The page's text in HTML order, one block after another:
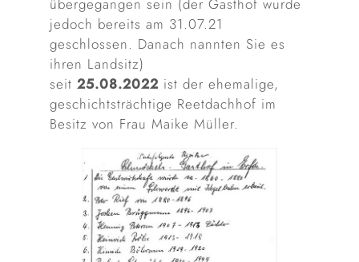
übergegangen sein (der Gasthof wurde
jedoch bereits am 31.07.21
geschlossen. Danach nannten Sie es
ihren Landsitz)
seit 25.08.2022 ist der ehemalige,
geschichtsträchtige Reetdachhof im
Besitz von Frau Maike Müller.